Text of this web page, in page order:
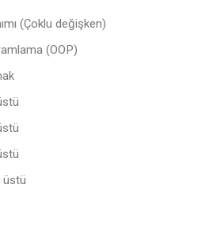
(Çoklu değişken)
(OOP)
üstü